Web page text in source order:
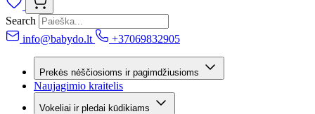
Search
info@babydo.lt
+37069832905
Prekės nėščiosioms ir pagimdžiusioms
Naujagimio kraitelis
Vokeliai ir pledai kūdikiams